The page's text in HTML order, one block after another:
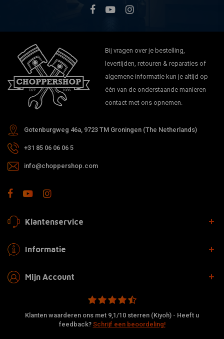
Bij vragen over je bestelling,
levertijden, retouren & reparaties of
algemene informatie kun je altijd op
één van de onderstaande manieren
contact met ons opnemen.
Gotenburgweg 46a, 9723 TM Groningen (The Netherlands)
+31 85 06 06 06 5
info@choppershop.com
Klantenservice
Informatie
Mijn Account
Klanten waarderen ons met 9,1/10 sterren (Kiyoh) - Heeft u
feedback? Schrijf een beoordeling!